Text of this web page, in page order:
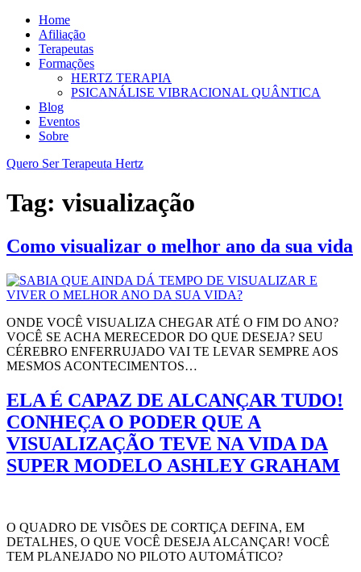
Home
Afiliação
Terapeutas
Formações
HERTZ TERAPIA
PSICANÁLISE VIBRACIONAL QUÂNTICA
Blog
Eventos
Sobre
Quero Ser Terapeuta Hertz
Tag: visualização
Como visualizar o melhor ano da sua vida
ONDE VOCÊ VISUALIZA CHEGAR ATÉ O FIM DO ANO?
VOCÊ SE ACHA MERECEDOR DO QUE DESEJA? SEU
CÉREBRO ENFERRUJADO VAI TE LEVAR SEMPRE AOS
MESMOS ACONTECIMENTOS…
ELA É CAPAZ DE ALCANÇAR TUDO!
CONHEÇA O PODER QUE A
VISUALIZAÇÃO TEVE NA VIDA DA
SUPER MODELO ASHLEY GRAHAM
O QUADRO DE VISÕES DE CORTIÇA DEFINA, EM
DETALHES, O QUE VOCÊ DESEJA ALCANÇAR! VOCÊ
TEM PLANEJADO NO PILOTO AUTOMÁTICO?